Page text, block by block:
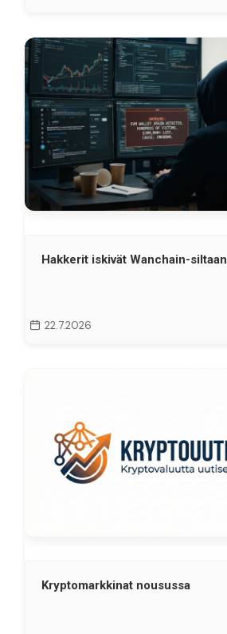
Hakkerit iskivät Wanchain-siltaan
22.7.2026
Kryptomarkkinat nousussa